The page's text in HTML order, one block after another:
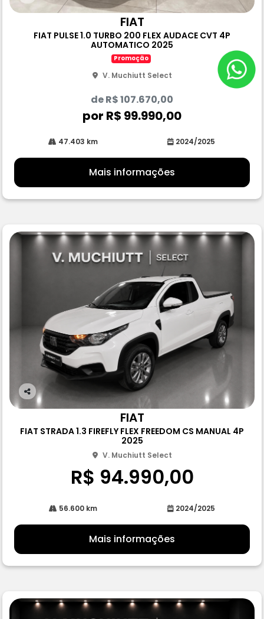
Co
FIAT
FIAT PULSE 1.0 TURBO 200 FLEX AUDACE CVT 4P
AUTOMATICO 2025
Promoção
V. Muchiutt Select
de R$ 107.670,00
por R$ 99.990,00
47.403 km 2024/2025
Mais informações
Co
rtil
FIAT
FIAT STRADA 1.3 FIREFLY FLEX FREEDOM CS MANUAL 4P
2025
V. Muchiutt Select
R$ 94.990,00
56.600 km 2024/2025
Mais informações